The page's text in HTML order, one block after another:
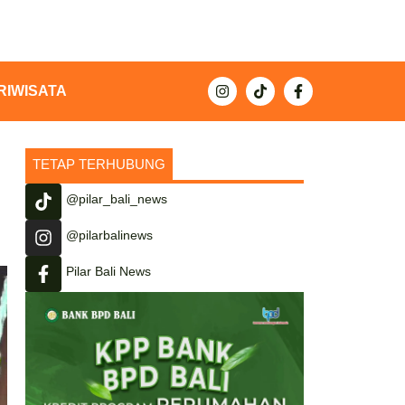
TETAP TERHUBUNG
@pilar_bali_news
@pilarbalinews
Pilar Bali News